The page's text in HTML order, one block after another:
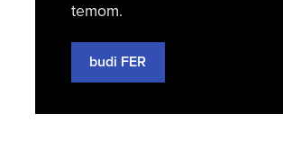
temom.
budi FER